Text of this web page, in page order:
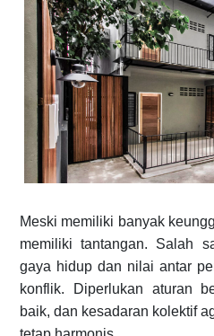
Meski memiliki banyak
memiliki tantangan. Salah
gaya hidup dan nilai antar
konflik. Diperlukan aturan
baik, dan kesadaran kolektif